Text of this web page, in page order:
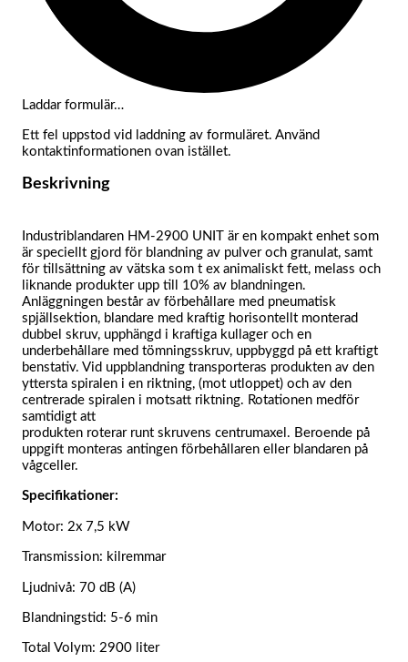
Laddar formulär…
Ett fel uppstod vid laddning av formuläret. Använd
kontaktinformationen ovan istället.
Beskrivning
Industriblandaren HM-2900 UNIT är en kompakt enhet som
är speciellt gjord för blandning av pulver och granulat, samt
för tillsättning av vätska som t ex animaliskt fett, melass och
liknande produkter upp till 10% av blandningen.
Anläggningen består av förbehållare med pneumatisk
spjällsektion, blandare med kraftig horisontellt monterad
dubbel skruv, upphängd i kraftiga kullager och en
underbehållare med tömningsskruv, uppbyggd på ett kraftigt
benstativ. Vid uppblandning transporteras produkten av den
yttersta spiralen i en riktning, (mot utloppet) och av den
centrerade spiralen i motsatt riktning. Rotationen medför
samtidigt att
produkten roterar runt skruvens centrumaxel. Beroende på
uppgift monteras antingen förbehållaren eller blandaren på
vågceller.
Specifikationer:
Motor: 2x 7,5 kW
Transmission: kilremmar
Ljudnivå: 70 dB (A)
Blandningstid: 5-6 min
Total Volym: 2900 liter